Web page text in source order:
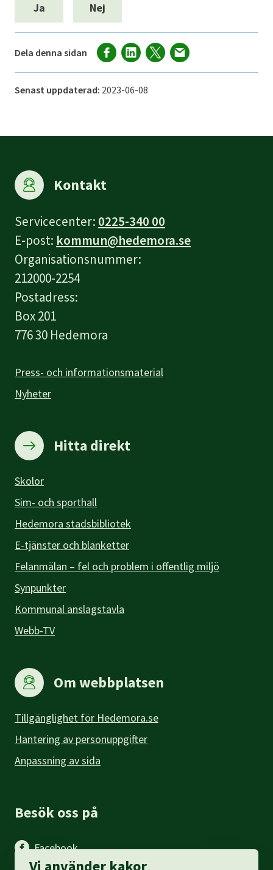
Ja Nej
Dela denna sidan
Senast uppdaterad: 2023-06-08
Kontakt
Servicecenter: 0225-340 00
E-post: kommun@hedemora.se
Organisationsnummer:
212000-2254
Postadress:
Box 201
776 30 Hedemora
Press- och informationsmaterial
Nyheter
Hitta direkt
Skolor
Sim- och sporthall
Hedemora stadsbibliotek
E-tjänster och blanketter
Felanmälan – fel och problem i offentlig miljö
Synpunkter
Kommunal anslagstavla
Webb-TV
Om webbplatsen
Tillgänglighet för Hedemora.se
Hantering av personuppgifter
Anpassning av sida
Besök oss på
Facebook
Vi använder kakor